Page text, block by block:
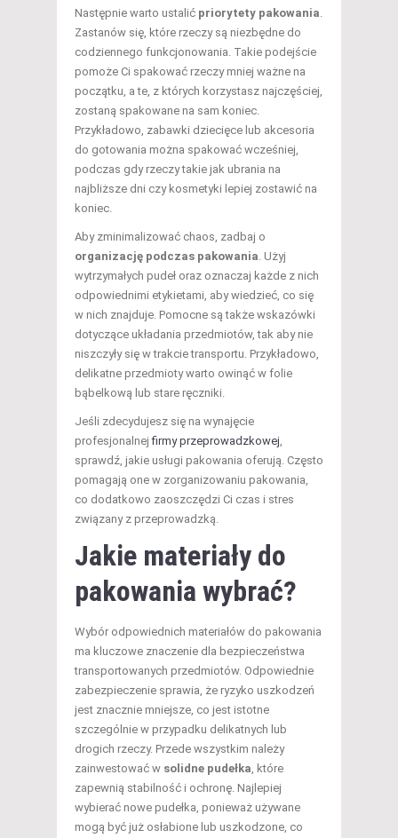
Następnie warto ustalić priorytety pakowania
Zastanów się, które rzeczy są niezbędne do
codziennego funkcjonowania. Takie podejście
pomoże Ci spakować rzeczy mniej ważne na
początku, a te, z których korzystasz najczęściej,
zostaną spakowane na sam koniec.
Przykładowo, zabawki dziecięce lub akcesoria
do gotowania można spakować wcześniej,
podczas gdy rzeczy takie jak ubrania na
najbliższe dni czy kosmetyki lepiej zostawić na
koniec.
Aby zminimalizować chaos, zadbaj o
organizację podczas pakowania . Użyj
wytrzymałych pudeł oraz oznaczaj każde z nich
odpowiednimi etykietami, aby wiedzieć, co się
w nich znajduje. Pomocne są także wskazówki
dotyczące układania przedmiotów, tak aby nie
niszczyły się w trakcie transportu. Przykładowo,
delikatne przedmioty warto owinąć w folie
bąbelkową lub stare ręczniki.
Jeśli zdecydujesz się na wynajęcie
profesjonalnejfirmy przeprowadzkowej
sprawdź, jakie usługi pakowania oferują. Często
pomagają one w zorganizowaniu pakowania,
co dodatkowo zaoszczędzi Ci czas i stres
związany z przeprowadzką.
Jakie materiały do
pakowania wybrać?
Wybór odpowiednich materiałów do pakowania
ma kluczowe znaczenie dla bezpieczeństwa
transportowanych przedmiotów. Odpowiednie
zabezpieczenie sprawia, że ryzyko uszkodzeń
jest znacznie mniejsze, co jest istotne
szczególnie w przypadku delikatnych lub
drogich rzeczy. Przede wszystkim należy
zainwestować w solidne pudełka , które
zapewnią stabilność i ochronę. Najlepiej
wybierać nowe pudełka, ponieważ używane
mogą być już osłabione lub uszkodzone, co